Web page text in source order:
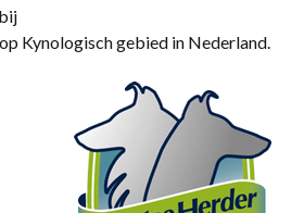
Kynologisch gebied in Nederland.